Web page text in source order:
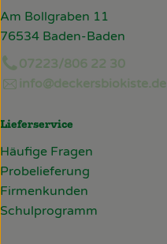
Am Bollgraben 11
76534 Baden-Baden
07223/806 22 30
info@deckersbiokiste.de
Lieferservice
Häufige Fragen
Probelieferung
Firmenkunden
Schulprogramm